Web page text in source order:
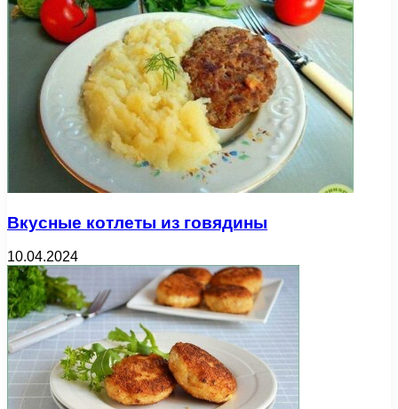
Вкусные котлеты из говядины
10.04.2024